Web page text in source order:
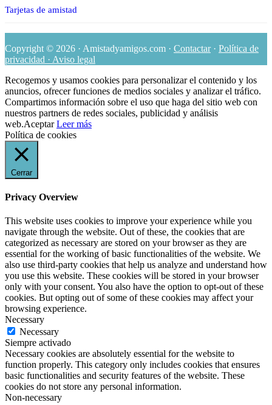
Tarjetas de amistad
Copyright © 2026 · Amistadyamigos.com · Contactar· Política de
privacidad · Aviso legal
Recogemos y usamos cookies para personalizar el contenido y los
anuncios, ofrecer funciones de medios sociales y analizar el tráfico.
Compartimos información sobre el uso que haga del sitio web con
nuestros partners de redes sociales, publicidad y análisis
web.Aceptar Leer más
Política de cookies
Cerrar
Privacy Overview
This website uses cookies to improve your experience while you
navigate through the website. Out of these, the cookies that are
categorized as necessary are stored on your browser as they are
essential for the working of basic functionalities of the website. We
also use third-party cookies that help us analyze and understand how
you use this website. These cookies will be stored in your browser
only with your consent. You also have the option to opt-out of these
cookies. But opting out of some of these cookies may affect your
browsing experience.
Necessary
Necessary
Siempre activado
Necessary cookies are absolutely essential for the website to
function properly. This category only includes cookies that ensures
basic functionalities and security features of the website. These
cookies do not store any personal information.
Non-necessary